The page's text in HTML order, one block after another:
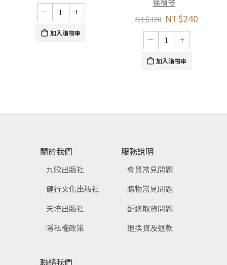
加入購物車
徐禎苓
NT$320 NT$240
加入購物車
關於我們
九歌出版社
健行文化出版社
天培出版社
隱私權政策
服務說明
會員常見問題
購物常見問題
配送取貨問題
退換貨及退款
聯絡我們